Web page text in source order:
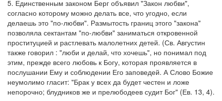
5. Единственным законом Берг объявил "Закон любви",
согласно которому можно делать все, что угодно, если
делаешь это "по-любви". Размытость границ этого "закона"
позволяла сектантам "по-любви" заниматься откровенной
проституцией и растлевать малолетних детей. (Св. Августин
также говорил : "люби и делай, что хочешь", но понимал под
этим, прежде всего любовь к Богу, которая проявляется в
послушании Ему и соблюдении Его заповедей. А Слово Божие
неумолимо гласит: "Брак у всех да будет честен и ложе
непорочно; блудников же и прелюбодеев судит Бог" (Ев. 13, 4).